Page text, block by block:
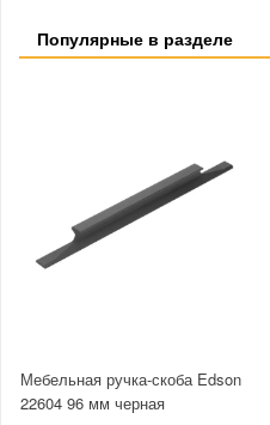
Популярные в разделе
Мебельная ручка-скоба Edson
22604 96 мм черная